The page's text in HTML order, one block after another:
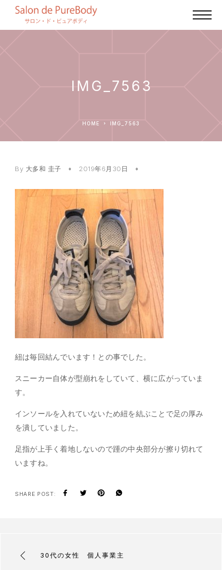
IMG_7563
HOME IMG_7563
By 大多和 圭子 2019年6月30日
紐は毎回結んでいます！との事でした。
スニーカー自体が型崩れをしていて、横に広がっていま
す。
インソールを入れていないため紐を結ぶことで足の厚み
を潰していました。
足指が上手く着地しないので踵の中央部分が擦り切れて
いますね。
SHARE POST:
30代の女性 個人事業主